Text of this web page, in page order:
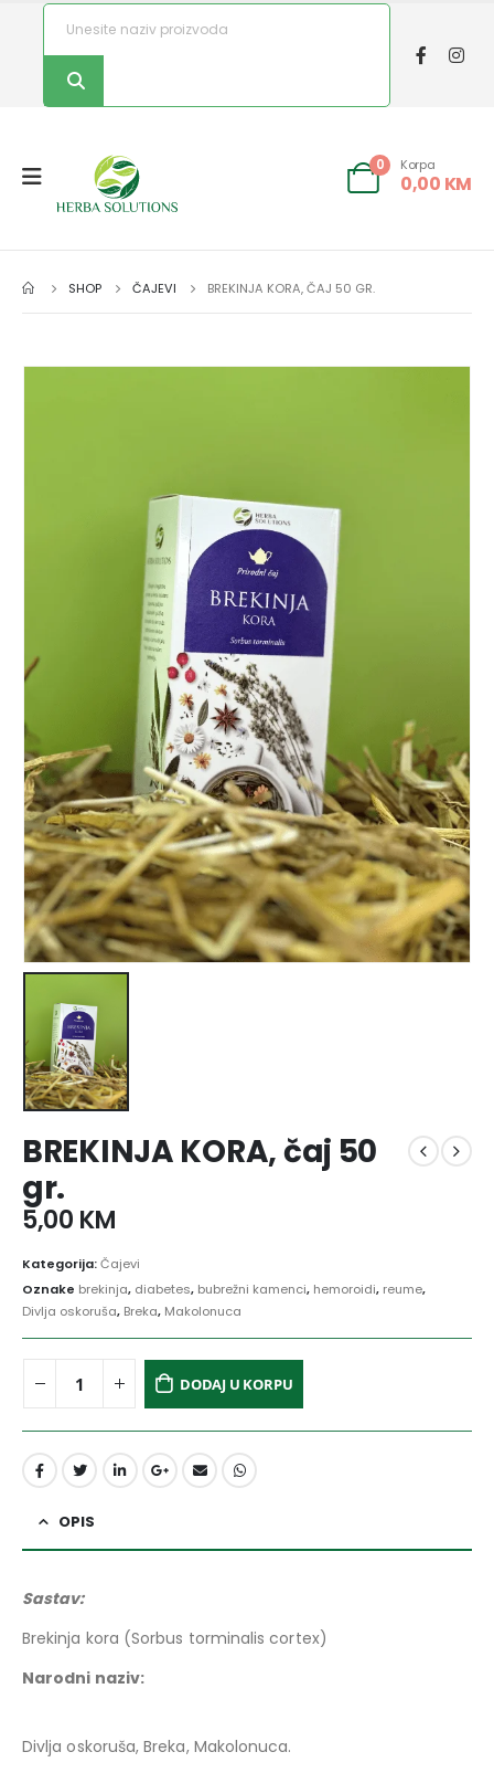
0 Korpa
0,00 KM
SHOP ČAJEVI BREKINJA KORA, ČAJ 50 GR.
BREKINJA KORA, čaj 50
gr.
5,00 KM
Kategorija:Čajevi
Oznake brekinja, diabetes, bubrežni kamenci, hemoroidi, reume,
Divlja oskoruša, Breka, Makolonuca
DODAJ U KORPU
OPIS
Sastav:
Brekinja kora (Sorbus torminalis cortex)
Narodni naziv:
Divlja oskoruša, Breka, Makolonuca.